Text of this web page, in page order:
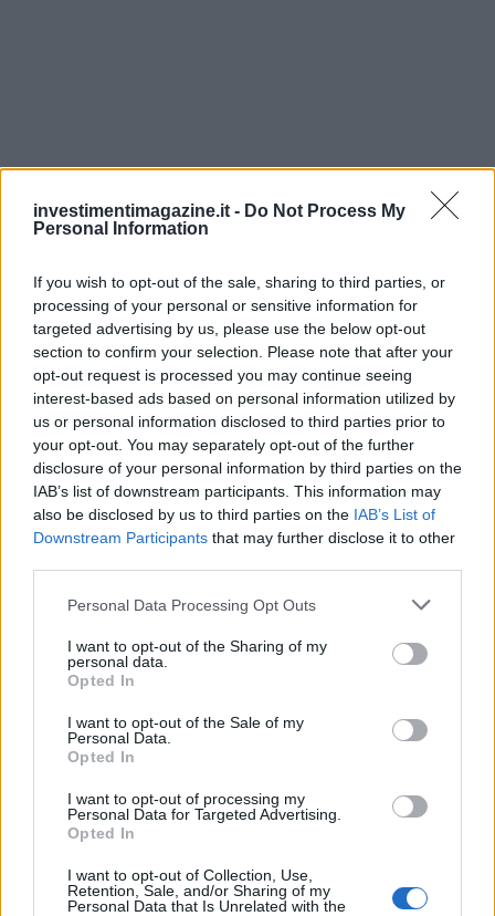
investimentimagazine.it - Do Not Process My
Personal Information
If you wish to opt-out of the sale, sharing to third parties, or
processing of your personal or sensitive information for
targeted advertising by us, please use the below opt-out
section to confirm your selection. Please note that after your
opt-out request is processed you may continue seeing
interest-based ads based on personal information utilized by
us or personal information disclosed to third parties prior to
your opt-out. You may separately opt-out of the further
disclosure of your personal information by third parties on the
IAB’s list of downstream participants. This information may
also be disclosed by us to third parties on the IAB’s List of
Downstream Participants that may further disclose it to other
Please note that this website/app uses one or more Google
not limited to your visit or usage behaviour. You may click to
grant or deny consent to Google and its third-party tags to
use your data for below specified purposes in below Google
consent section.
Personal Data Processing Opt Outs
I want to opt-out of the Sharing of my
personal data.
Opted In
I want to opt-out of the Sale of my
Personal Data.
Opted In
I want to opt-out of processing my
Personal Data for Targeted Advertising.
Opted In
I want to opt-out of Collection, Use,
Retention, Sale, and/or Sharing of my
Personal Data that Is Unrelated with the
AUTORE
Giorgia Stromeo